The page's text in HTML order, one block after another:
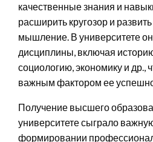
качественные знания и
расширить кругозор и
мышление. В университете
дисциплины, включая
социологию, экономику и др.,
важным фактором ее
Получение высшего
университете сыграло
формировании